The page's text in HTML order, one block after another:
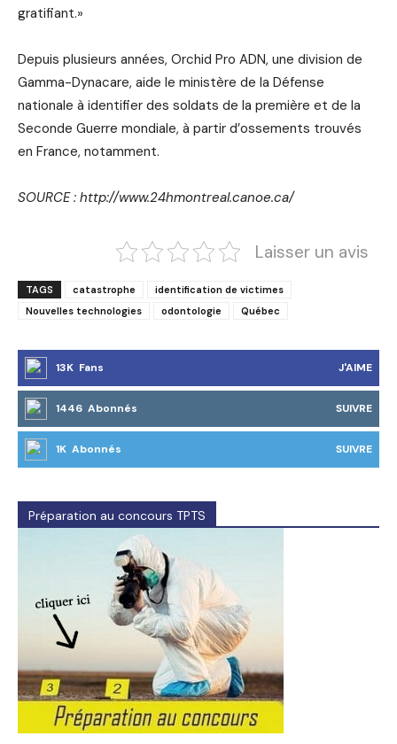
gratifiant.»
Depuis plusieurs années, Orchid Pro ADN, une division de
Gamma-Dynacare, aide le ministère de la Défense
nationale à identifier des soldats de la première et de la
Seconde Guerre mondiale, à partir d’ossements trouvés
en France, notamment.
SOURCE : http://www.24hmontreal.canoe.ca/
Laisser un avis
TAGS catastrophe
identification de victimes
Nouvelles technologies
odontologie Québec
13K Fans J'AIME
1446 Abonnés SUIVRE
1K Abonnés SUIVRE
Préparation au concours TPTS